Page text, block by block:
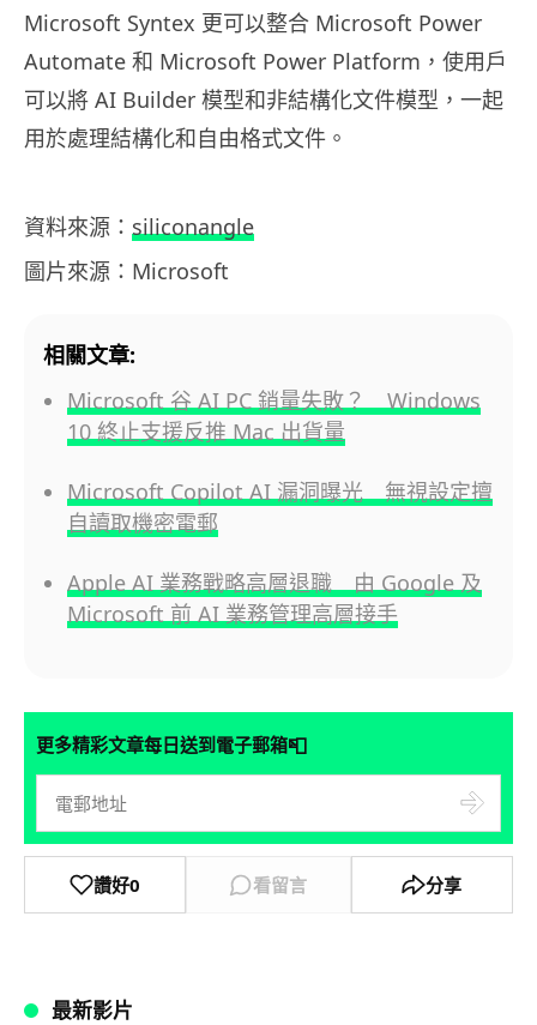
Microsoft Syntex 更可以整合 Microsoft Power
Automate 和 Microsoft Power Platform，使用戶
可以將 AI Builder 模型和非結構化文件模型，一起
用於處理結構化和自由格式文件。
資料來源： siliconangle
圖片來源：Microsoft
相關文章:
Microsoft 谷 AI PC 銷量失敗？ Windows
10 終止支援反推 Mac 出貨量
Microsoft Copilot AI 漏洞曝光 無視設定擅
自讀取機密電郵
Apple AI 業務戰略高層退職 由 Google 及
Microsoft 前 AI 業務管理高層接手
更多精彩文章每日送到電子郵箱📮
讚好0 看留言 分享
最新影片